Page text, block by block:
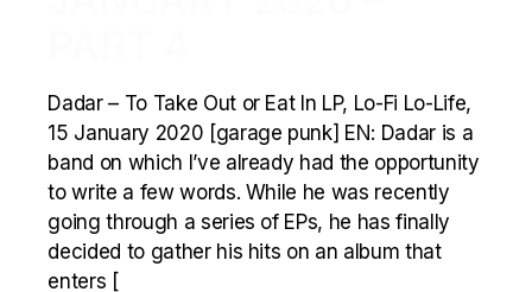
Dadar – To Take Out or Eat In LP, Lo-Fi Lo-Life,
15 January 2020 [garage punk] EN: Dadar is a
band on which I’ve already had the opportunity
to write a few words. While he was recently
going through a series of EPs, he has finally
decided to gather his hits on an album that
enters [